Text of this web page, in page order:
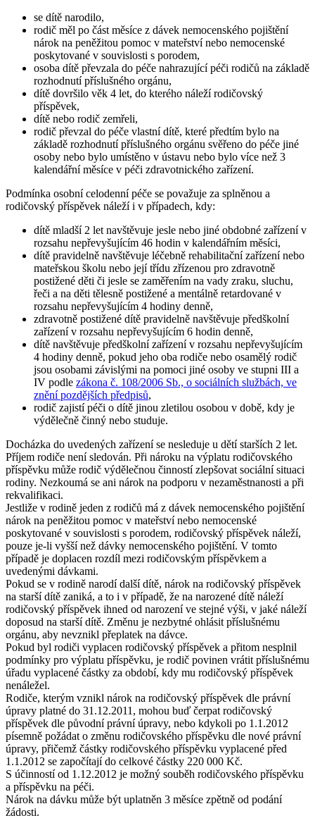
se dítě narodilo,
rodič měl po část měsíce z dávek nemocenského pojištění
nárok na peněžitou pomoc v mateřství nebo nemocenské
poskytované v souvislosti s porodem,
osoba dítě převzala do péče nahrazující péči rodičů na základě
rozhodnutí příslušného orgánu,
dítě dovršilo věk 4 let, do kterého náleží rodičovský
příspěvek,
dítě nebo rodič zemřeli,
rodič převzal do péče vlastní dítě, které předtím bylo na
základě rozhodnutí příslušného orgánu svěřeno do péče jiné
osoby nebo bylo umístěno v ústavu nebo bylo více než 3
kalendářní měsíce v péči zdravotnického zařízení.
Podmínka osobní celodenní péče se považuje za splněnou a
rodičovský příspěvek náleží i v případech, kdy:
dítě mladší 2 let navštěvuje jesle nebo jiné obdobné zařízení v
rozsahu nepřevyšujícím 46 hodin v kalendářním měsíci,
dítě pravidelně navštěvuje léčebně rehabilitační zařízení nebo
mateřskou školu nebo její třídu zřízenou pro zdravotně
postižené děti či jesle se zaměřením na vady zraku, sluchu,
řeči a na děti tělesně postižené a mentálně retardované v
rozsahu nepřevyšujícím 4 hodiny denně,
zdravotně postižené dítě pravidelně navštěvuje předškolní
zařízení v rozsahu nepřevyšujícím 6 hodin denně,
dítě navštěvuje předškolní zařízení v rozsahu nepřevyšujícím
4 hodiny denně, pokud jeho oba rodiče nebo osamělý rodič
jsou osobami závislými na pomoci jiné osoby ve stupni III a
IV podle zákona č. 108/2006 Sb., o sociálních službách, ve
znění pozdějších předpisů,
rodič zajistí péči o dítě jinou zletilou osobou v době, kdy je
výdělečně činný nebo studuje.
Docházka do uvedených zařízení se nesleduje u dětí starších 2 let.
Příjem rodiče není sledován. Při nároku na výplatu rodičovského
příspěvku může rodič výdělečnou činností zlepšovat sociální situaci
rodiny. Nezkoumá se ani nárok na podporu v nezaměstnanosti a při
rekvalifikaci.
Jestliže v rodině jeden z rodičů má z dávek nemocenského pojištění
nárok na peněžitou pomoc v mateřství nebo nemocenské
poskytované v souvislosti s porodem, rodičovský příspěvek náleží,
pouze je-li vyšší než dávky nemocenského pojištění. V tomto
případě je doplacen rozdíl mezi rodičovským příspěvkem a
uvedenými dávkami.
Pokud se v rodině narodí další dítě, nárok na rodičovský příspěvek
na starší dítě zaniká, a to i v případě, že na narozené dítě náleží
rodičovský příspěvek ihned od narození ve stejné výši, v jaké náleží
doposud na starší dítě. Změnu je nezbytné ohlásit příslušnému
orgánu, aby nevznikl přeplatek na dávce.
Pokud byl rodiči vyplacen rodičovský příspěvek a přitom nesplnil
podmínky pro výplatu příspěvku, je rodič povinen vrátit příslušnému
úřadu vyplacené částky za období, kdy mu rodičovský příspěvek
nenáležel.
Rodiče, kterým vznikl nárok na rodičovský příspěvek dle právní
úpravy platné do 31.12.2011, mohou buď čerpat rodičovský
příspěvek dle původní právní úpravy, nebo kdykoli po 1.1.2012
písemně požádat o změnu rodičovského příspěvku dle nové právní
úpravy, přičemž částky rodičovského příspěvku vyplacené před
1.1.2012 se započítají do celkové částky 220 000 Kč.
S účinností od 1.12.2012 je možný souběh rodičovského příspěvku
a příspěvku na péči.
Nárok na dávku může být uplatněn 3 měsíce zpětně od podání
žádosti.